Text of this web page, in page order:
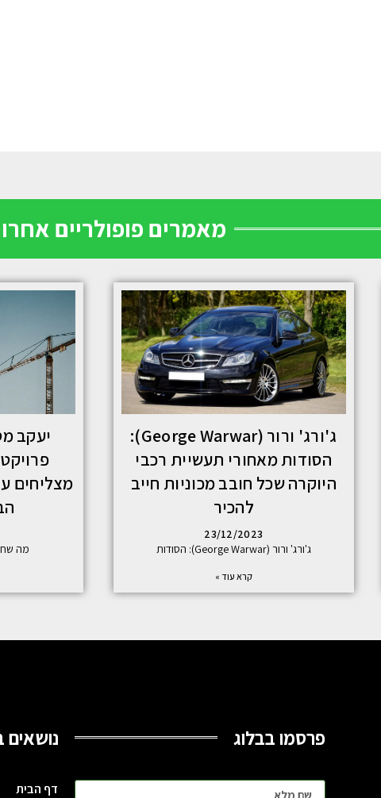
מאמרים פופולריים
ג'ורג' ורור (George Warwar):
הסודות מאחורי תעשיית רכבי
היוקרה שכל חובב מכוניות חייב
להכיר
23/12/2023
ג'ורג' ורור (George Warwar): הסודות
קרא עוד »
יעקב
מצליחים
מה
פרסמו בבלוג
דף הבית